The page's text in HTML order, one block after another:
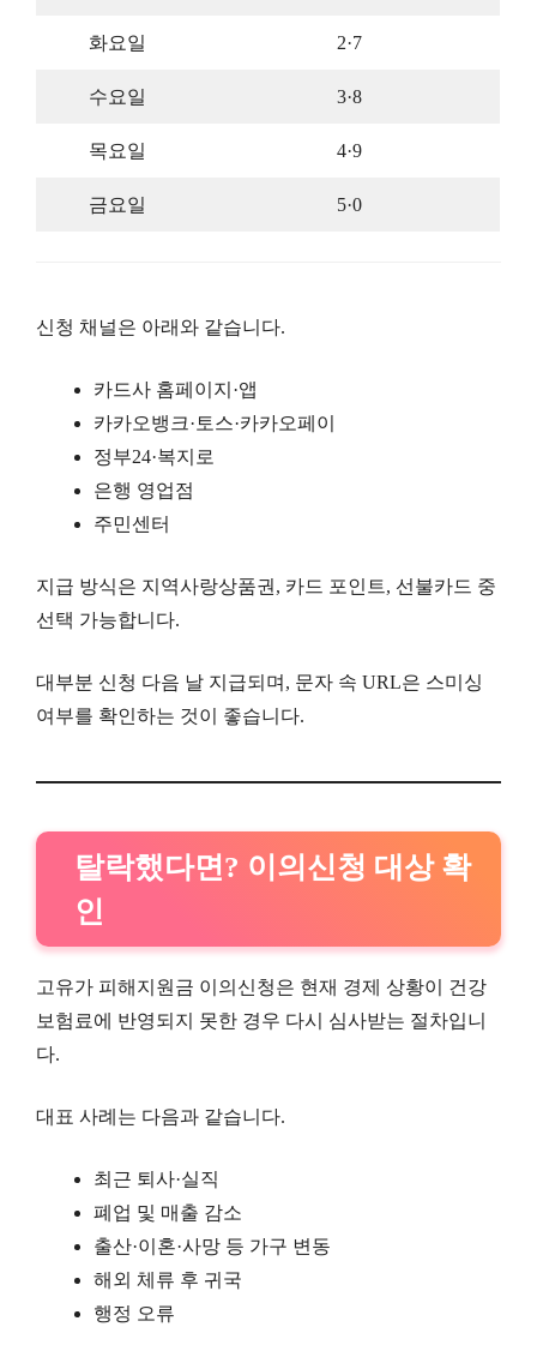
화요일 2·7
수요일 3·8
목요일 4·9
금요일 5·0
신청 채널은 아래와 같습니다.
카드사 홈페이지·앱
카카오뱅크·토스·카카오페이
정부24·복지로
은행 영업점
주민센터
지급 방식은 지역사랑상품권, 카드 포인트, 선불카드 중
선택 가능합니다.
대부분 신청 다음 날 지급되며, 문자 속 URL은 스미싱
여부를 확인하는 것이 좋습니다.
탈락했다면? 이의신청 대상 확
인
고유가 피해지원금 이의신청은 현재 경제 상황이 건강
보험료에 반영되지 못한 경우 다시 심사받는 절차입니
다.
대표 사례는 다음과 같습니다.
최근 퇴사·실직
폐업 및 매출 감소
출산·이혼·사망 등 가구 변동
해외 체류 후 귀국
행정 오류